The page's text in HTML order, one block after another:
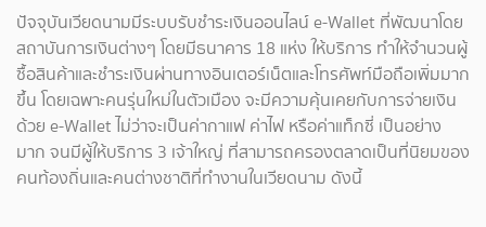
ปัจจุบันเวียดนามมีระบบรับชําระเงินออนไลน์ e-Wallet ที่พัฒนาโดย
สถาบันการเงินต่างๆ โดยมีธนาคาร 18 แห่ง ให้บริการ ทำให้จำนวนผู้
ซื้อสินค้าและชำระเงินผ่านทางอินเตอร์เน็ตและโทรศัพท์มือถือเพิ่มมาก
ขึ้น โดยเฉพาะคนรุ่นใหม่ในตัวเมือง จะมีความคุ้นเคยกับการจ่ายเงิน
ด้วย e-Wallet ไม่ว่าจะเป็นค่ากาแฟ ค่าไฟ หรือค่าแท็กซี่ เป็นอย่าง
มาก จนมีผู้ให้บริการ 3 เจ้าใหญ่ ที่สามารถครองตลาดเป็นที่นิยมของ
คนท้องถิ่นและคนต่างชาติที่ทำงานในเวียดนาม ดังนี้